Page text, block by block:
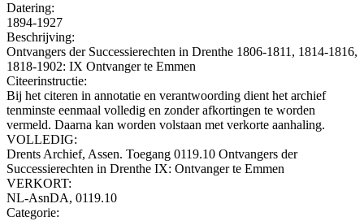
Datering:
1894-1927
Beschrijving:
Ontvangers der Successierechten in Drenthe 1806-1811, 1814-1816,
1818-1902: IX Ontvanger te Emmen
Citeerinstructie:
Bij het citeren in annotatie en verantwoording dient het archief
tenminste eenmaal volledig en zonder afkortingen te worden
vermeld. Daarna kan worden volstaan met verkorte aanhaling.
VOLLEDIG:
Drents Archief, Assen. Toegang 0119.10 Ontvangers der
Successierechten in Drenthe IX: Ontvanger te Emmen
VERKORT:
NL-AsnDA, 0119.10
Categorie: